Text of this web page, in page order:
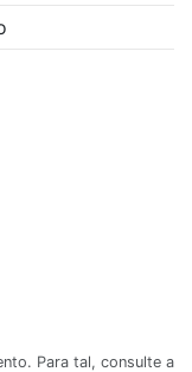
Para tal, consulte a